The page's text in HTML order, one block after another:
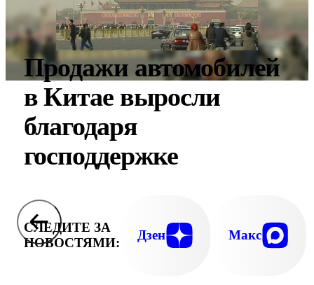
Продажи автомобилей
в Китае выросли
благодаря
господдержке
СЛЕДИТЕ ЗА
НОВОСТЯМИ:
Дзен Макс